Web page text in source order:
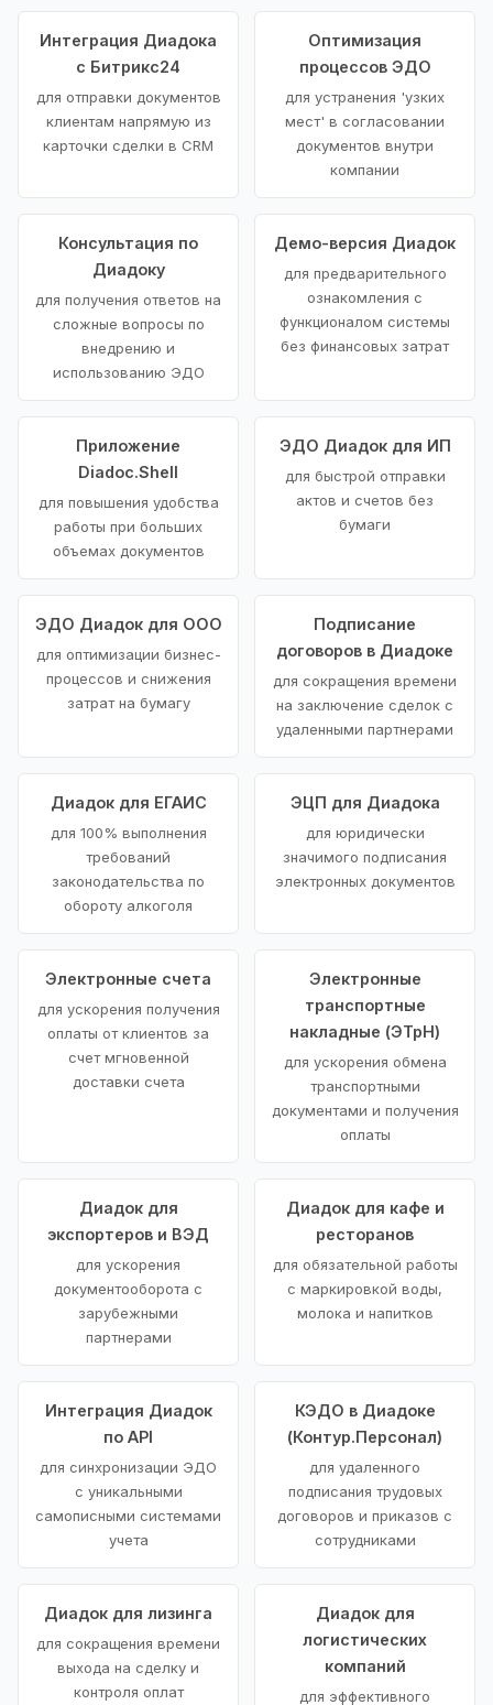
Интеграция Диадока
с Битрикс24
для отправки документов
клиентам напрямую из
карточки сделки в CRM
Оптимизация
процессов ЭДО
для устранения 'узких
мест' в согласовании
документов внутри
компании
Консультация по
Диадоку
для получения ответов на
сложные вопросы по
внедрению и
использованию ЭДО
Демо-версия Диадок
для предварительного
ознакомления с
функционалом системы
без финансовых затрат
Приложение
Diadoc.Shell
для повышения удобства
работы при больших
объемах документов
ЭДО Диадок для ИП
для быстрой отправки
актов и счетов без
бумаги
ЭДО Диадок для ООО
для оптимизации бизнес-
процессов и снижения
затрат на бумагу
Подписание
договоров в Диадоке
для сокращения времени
на заключение сделок с
удаленными партнерами
Диадок для ЕГАИС
для 100% выполнения
требований
законодательства по
обороту алкоголя
ЭЦП для Диадока
для юридически
значимого подписания
электронных документов
Электронные счета
для ускорения получения
оплаты от клиентов за
счет мгновенной
доставки счета
Электронные
транспортные
накладные (ЭТрН)
для ускорения обмена
транспортными
документами и получения
оплаты
Диадок для
экспортеров и ВЭД
для ускорения
документооборота с
зарубежными
партнерами
Диадок для кафе и
ресторанов
для обязательной работы
с маркировкой воды,
молока и напитков
Интеграция Диадок
по API
для синхронизации ЭДО
с уникальными
самописными системами
учета
КЭДО в Диадоке
(Контур.Персонал)
для удаленного
подписания трудовых
договоров и приказов с
сотрудниками
Диадок для лизинга
для сокращения времени
выхода на сделку и
контроля оплат
Диадок для
логистических
компаний
для эффективного